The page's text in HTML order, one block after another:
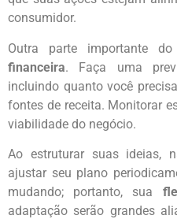
consumidor.
Outra parte importante
financeira. Faça uma
incluindo quanto você
fontes de receita. Monitorar
viabilidade do negócio.
Ao estruturar suas ideias,
ajustar seu plano
mudando; portanto, sua
adaptação serão grandes